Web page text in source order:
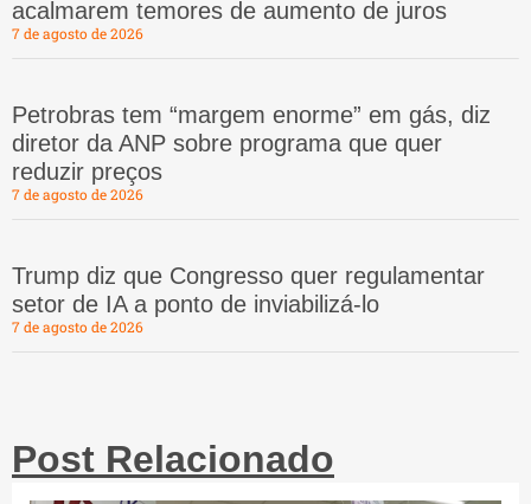
acalmarem temores de aumento de juros
7 de agosto de 2026
Petrobras tem “margem enorme” em gás, diz
diretor da ANP sobre programa que quer
reduzir preços
7 de agosto de 2026
Trump diz que Congresso quer regulamentar
setor de IA a ponto de inviabilizá-lo
7 de agosto de 2026
Post Relacionado